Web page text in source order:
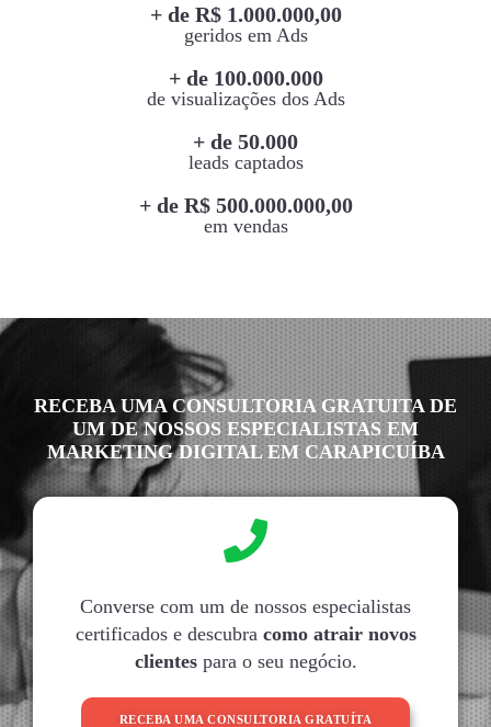
+ de R$ 1.000.000,00
geridos em Ads
+ de 100.000.000
de visualizações dos Ads
+ de 50.000
leads captados
+ de R$ 500.000.000,00
em vendas
RECEBA UMA CONSULTORIA GRATUITA DE
UM DE NOSSOS ESPECIALISTAS EM
MARKETING DIGITAL EM CARAPICUÍBA
Converse com um de nossos especialistas
certificados e descubra como atrair novos
clientespara o seu negócio.
RECEBA UMA CONSULTORIA GRATUÍTA